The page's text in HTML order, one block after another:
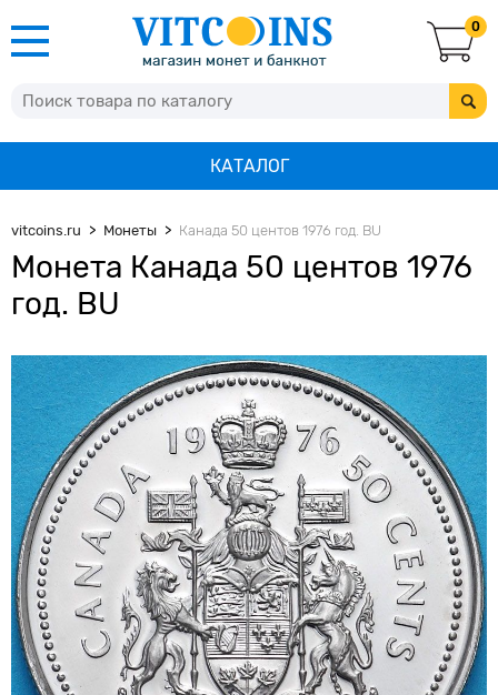
0
КАТАЛОГ
vitcoins.ru Монеты Канада 50 центов 1976 год. BU
Монета Канада 50 центов 1976
год. BU